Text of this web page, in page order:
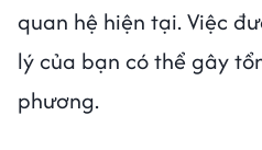
quan hệ hiện tại. Việc
lý của bạn có thể gây
phương.